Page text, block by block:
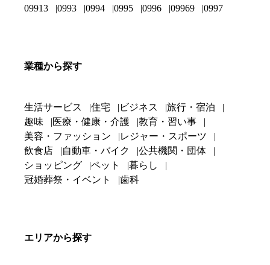
09913
0993 0994 0995 0996 09969 0997
業種から探す
生活サービス 住宅 ビジネス
旅行・宿泊
趣味
医療・健康・介護
教育・習い事
美容・ファッション
レジャー・スポーツ
飲食店
自動車・バイク
公共機関・団体
ショッピング
ペット
暮らし
冠婚葬祭・イベント
歯科
エリアから探す